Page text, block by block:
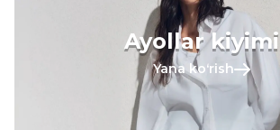
Ayollar kiyimi
Yana koʻrish